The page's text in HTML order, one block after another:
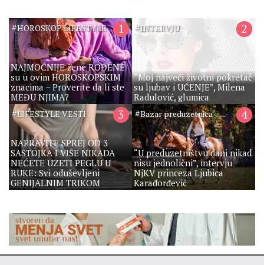
NAJMOĆNIJE žene ROĐENE
su u ovim HOROSKOPSKIM
znacima – Proverite da li ste
MEĐU NJIMA?
1
#HOROSKOP LIFESTYLE
“Moj najveći životni pokretač
su ljubav i UČENJE”, Milena
Radulović, glumica
2
#INTERVJU
NAPRAVITE SPREJ OD 3
SASTOJKA I VIŠE NIKADA
NEĆETE UZETI PEGLU U
RUKE: Svi oduševljeni
GENIJALNIM TRIKOM
3
#LIFESTYLE VESTI
“U preduzetništvu dani nikad
nisu jednolični”, intervju
NjKV princeza Ljubica
Karađorđević
4
#Bazar preduzetnica